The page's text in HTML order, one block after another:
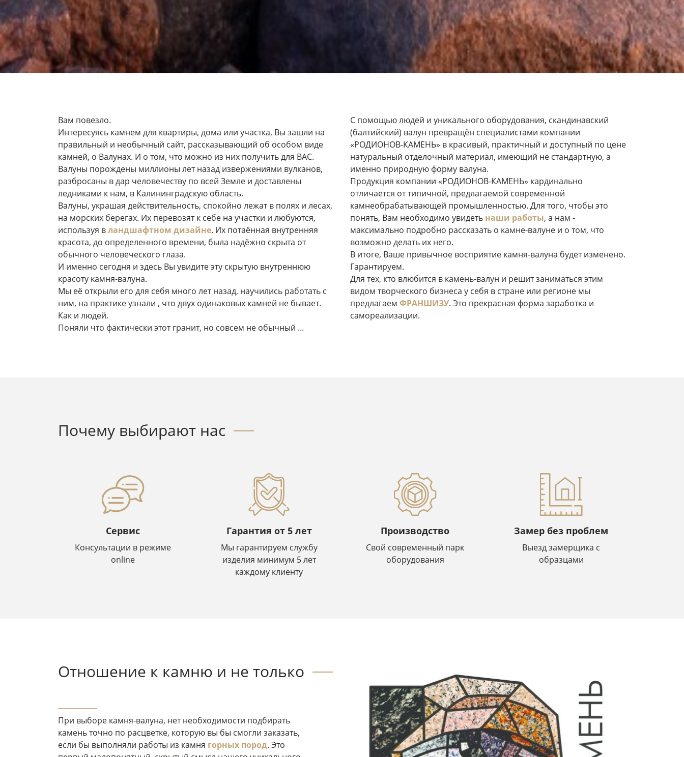
Вам повезло.
Интересуясь камнем для квартиры, дома или участка, Вы зашли на
правильный и необычный сайт, рассказывающий об особом виде
камней, о Валунах. И о том, что можно из них получить для ВАС.
Валуны порождены миллионы лет назад извержениями вулканов,
разбросаны в дар человечеству по всей Земле и доставлены
ледниками к нам, в Калининградскую область.
Валуны, украшая действительность, спокойно лежат в полях и лесах,
на морских берегах. Их перевозят к себе на участки и любуются,
используя вландшафтном дизайне. Их потаённая внутренняя
красота, до определенного времени, была надёжно скрыта от
обычного человеческого глаза.
И именно сегодня и здесь Вы увидите эту скрытую внутреннюю
красоту камня-валуна.
Мы её открыли его для себя много лет назад, научились работать с
ним, на практике узнали , что двух одинаковых камней не бывает.
Как и людей.
Поняли что фактически этот гранит, но совсем не обычный ...
С помощью людей и уникального оборудования, скандинавский
(балтийский) валун превращён специалистами компании
«РОДИОНОВ-КАМЕНЬ» в красивый, практичный и доступный по цене
натуральный отделочный материал, имеющий не стандартную, а
именно природную форму валуна.
Продукция компании «РОДИОНОВ-КАМЕНЬ» кардинально
отличается от типичной, предлагаемой современной
камнеобрабатывающей промышленностью. Для того, чтобы это
понять, Вам необходимо увидеть наши работы, а нам -
максимально подробно рассказать о камне-валуне и о том, что
возможно делать их него.
В итоге, Ваше привычное восприятие камня-валуна будет изменено.
Гарантируем.
Для тех, кто влюбится в камень-валун и решит заниматься этим
видом творческого бизнеса у себя в стране или регионе мы
предлагаем ФРАНШИЗУ. Это прекрасная форма заработка и
самореализации.
Почему выбирают нас
Сервис
Консультации в режиме
online
Гарантия от 5 лет
Мы гарантируем службу
изделия минимум 5 лет
каждому клиенту
Производство
Свой современный парк
оборудования
Замер без проблем
Выезд замерщика с
образцами
Отношение к камню и не только
При выборе камня-валуна, нет необходимости подбирать
камень точно по расцветке, которую вы бы смогли заказать,
если бы выполняли работы из камня горных пород. Это